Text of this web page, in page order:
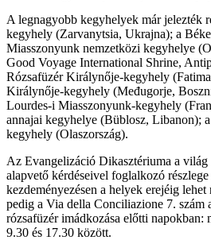
A legnagyobb kegyhelyek már jelezték
kegyhely (Zarvanytsia, Ukrajna); a Béke
Miasszonyunk nemzetközi kegyhelye
Good Voyage International Shrine,
Rózsafüzér Királynője-kegyhely
Királynője-kegyhely (Međugorje,
Lourdes-i Miasszonyunk-kegyhely
annajai kegyhelye (Büblosz, Libanon);
kegyhely (Olaszország).
Az Evangelizáció Dikasztériuma a világ
alapvető kérdéseivel foglalkozó
kezdeményezésen a helyek erejéig
pedig a Via della Conciliazione 7. szám
rózsafüzér imádkozása előtti napokban:
9.30 és 17.30 között.